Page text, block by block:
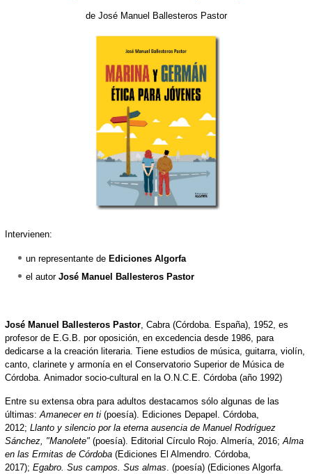
de José Manuel Ballesteros Pastor
Intervienen:
un representante deEdiciones Algorfa
el autor José Manuel Ballesteros Pastor
José Manuel Ballesteros Pastor, Cabra (Córdoba. España), 1952, es
profesor de E.G.B. por oposición, en excedencia desde 1986, para
dedicarse a la creación literaria. Tiene estudios de música, guitarra, violín,
canto, clarinete y armonía en el Conservatorio Superior de Música de
Córdoba. Animador socio-cultural en la O.N.C.E. Córdoba (año 1992)
Entre su extensa obra para adultos destacamos sólo algunas de las
últimas: Amanecer en ti(poesía). Ediciones Depapel. Córdoba,
2012; Llanto y silencio por la eterna ausencia de Manuel Rodríguez
Sánchez, "Manolete"(poesía). Editorial Círculo Rojo. Almería, 2016; Alma
en las Ermitas de Córdoba(Ediciones El Almendro. Córdoba,
2017); Egabro. Sus campos. Sus almas . (poesía) (Ediciones Algorfa.